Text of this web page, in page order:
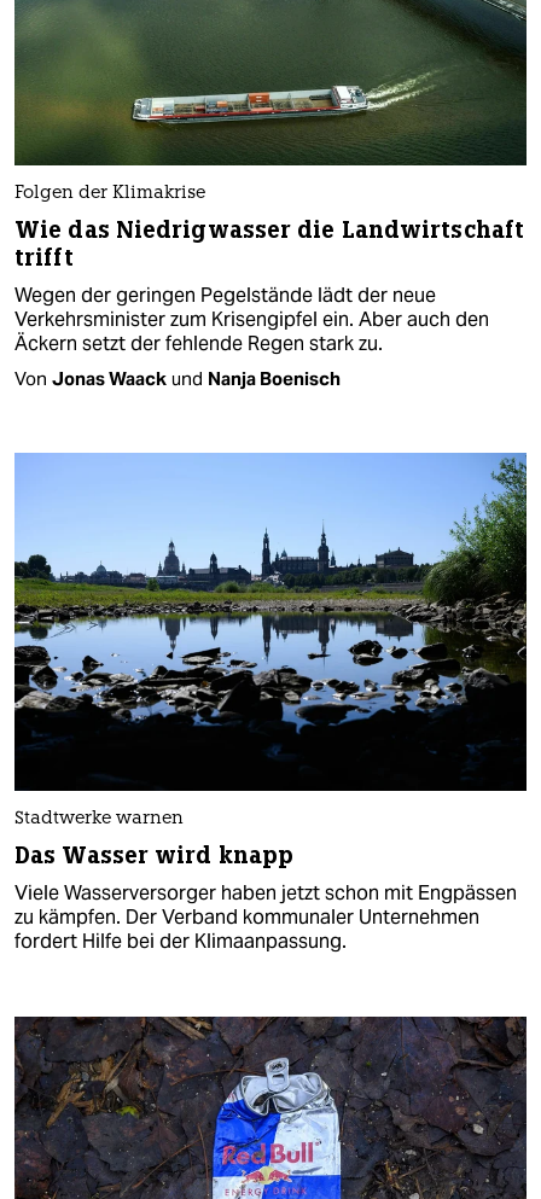
Folgen der Klimakrise
Wie das Niedrigwasser die Landwirtschaft
trifft
Wegen der geringen Pegelstände lädt der neue
Verkehrsminister zum Krisengipfel ein. Aber auch den
Äckern setzt der fehlende Regen stark zu.
Von Jonas Waack und Nanja Boenisch
Stadtwerke warnen
Das Wasser wird knapp
Viele Wasserversorger haben jetzt schon mit Engpässen
zu kämpfen. Der Verband kommunaler Unternehmen
fordert Hilfe bei der Klimaanpassung.